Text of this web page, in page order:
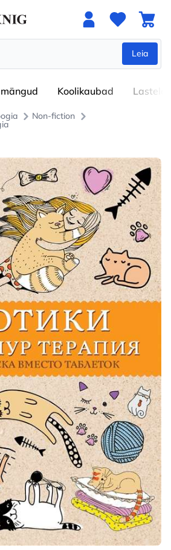
Leia
Koolikaubad Lastele
Non-fiction